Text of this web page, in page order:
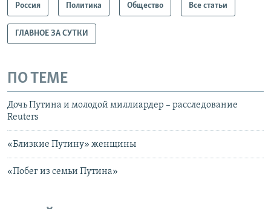
Россия Политика Общество Все статьи
ГЛАВНОЕ ЗА СУТКИ
ПО ТЕМЕ
Дочь Путина и молодой миллиардер – расследование
Reuters
«Близкие Путину» женщины
«Побег из семьи Путина»